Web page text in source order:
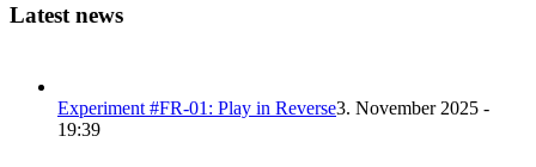
Latest news
Experiment #FR-01: Play in Reverse3. November 2025 -
19:39